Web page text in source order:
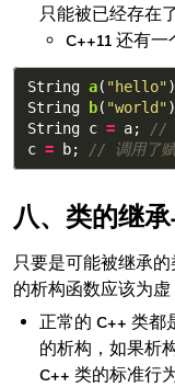
只能被已经存在
C++11 还有一
String a( "hello"
String
b( "world"
String c = a;
//
c = b; // 调用了
类的继
只要是可能被继承
的析构函数应该为虚
正常的 C++ 类
的析构，如果析
C++ 类的标准行